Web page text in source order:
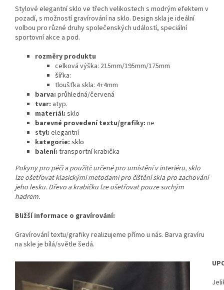
Stylové elegantní sklo ve třech velikostech s modrým efektem v
pozadí, s možností gravírování na sklo. Design skla je ideální
volbou pro různé druhy společenských událostí, speciální
sportovní akce a pod.
rozměry produktu
celková výška: 215mm/195mm/175mm
šířka:
tloušťka skla: 4+4mm
barva: průhledná/červená
tvar: atyp.
materiál: sklo
barevné provedení textu/grafiky: ne
styl: elegantní
kategorie: sklo
balení: transportní krabička
Pokyny pro péči a použití: určené pro umístění v interiéru, sklo
lze ošetřovat klasickými metodami pro čištění skla pro zachování
jeho lesku. Dřevo a krabičku lze ošetřovat pouze suchým
hadrem.
Bližší informace o gravírování:
Gravírování textu/grafiky realizujeme přímo u nás. Barva gravíru
na skle je bílá/světle šedá.